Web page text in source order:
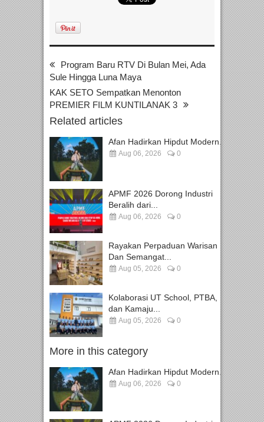
Program Baru RTV Di Bulan Mei, Ada
Sule Hingga Luna Maya
KAK SETO Sempatkan Menonton
PREMIER FILM KUNTILANAK 3
Related articles
Afan Hadirkan Hipdut Modern...
Aug 06, 2026 0
APMF 2026 Dorong Industri
Beralih dari...
Aug 06, 2026 0
Rayakan Perpaduan Warisan
Dan Semangat...
Aug 05, 2026 0
Kolaborasi UT School, PTBA,
dan Kamaju...
Aug 05, 2026 0
More in this category
Afan Hadirkan Hipdut Modern...
Aug 06, 2026 0